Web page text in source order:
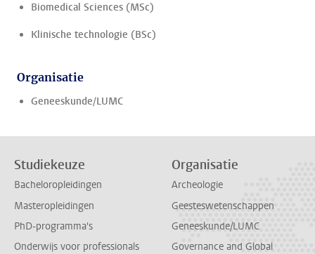
Biomedical Sciences (MSc)
Klinische technologie (BSc)
Organisatie
Geneeskunde/LUMC
Studiekeuze
Bacheloropleidingen
Masteropleidingen
PhD-programma's
Onderwijs voor professionals
Organisatie
Archeologie
Geesteswetenschappen
Geneeskunde/LUMC
Governance and Global